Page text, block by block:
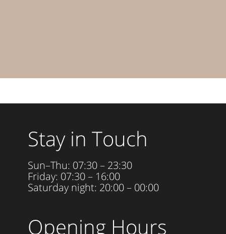
Opening Hours
Stay in Touch
Sun–Thu: 07:30 – 23:30
Friday: 07:30 – 16:00
Saturday night: 20:00 – 00:00